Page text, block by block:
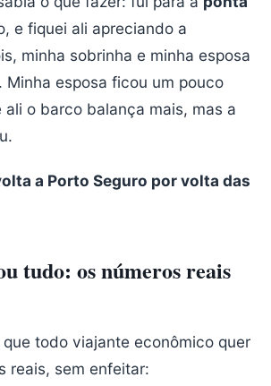
e fiquei ali apreciando a
minha sobrinha e minha esposa
Minha esposa ficou um pouco
ali o barco balança mais, mas a
a Porto Seguro por volta das
tudo: os números reais
todo viajante econômico quer
reais, sem enfeitar: